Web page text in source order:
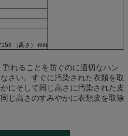
（高さ） mm
割れることを防ぐのに適切なハン
さい。すぐに汚染された衣類を取
にそして同じ高さに汚染された皮
じ高さのすみやかに衣類皮を取除